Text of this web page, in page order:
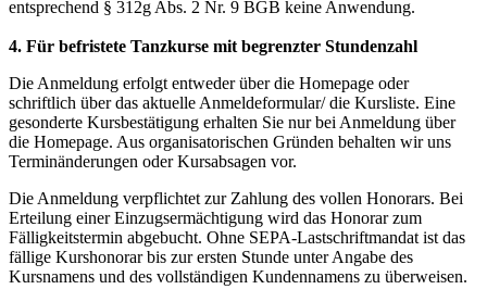
entsprechend § 312g Abs. 2 Nr. 9 BGB keine Anwendung.
4. Für befristete Tanzkurse mit begrenzter Stundenzahl
Die Anmeldung erfolgt entweder über die Homepage oder
schriftlich über das aktuelle Anmeldeformular/ die Kursliste. Eine
gesonderte Kursbestätigung erhalten Sie nur bei Anmeldung über
die Homepage. Aus organisatorischen Gründen behalten wir uns
Terminänderungen oder Kursabsagen vor.
Die Anmeldung verpflichtet zur Zahlung des vollen Honorars. Bei
Erteilung einer Einzugsermächtigung wird das Honorar zum
Fälligkeitstermin abgebucht. Ohne SEPA-Lastschriftmandat ist das
fällige Kurshonorar bis zur ersten Stunde unter Angabe des
Kursnamens und des vollständigen Kundennamens zu überweisen.